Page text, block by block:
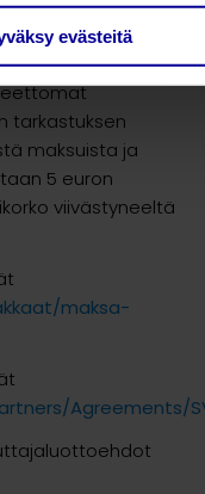
evästeitä
henkilö, joka on
tarkastuksen
maksuista ja
5 euron
viivästyneeltä
maksa-
Agreements/